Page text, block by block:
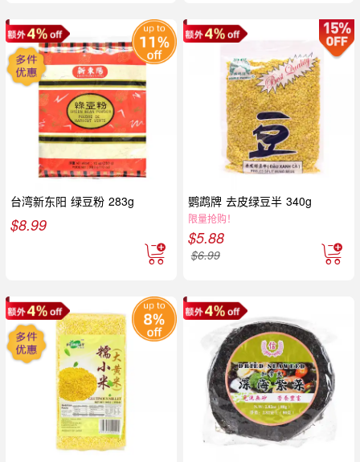
台湾新东阳 绿豆粉 283g
$8.99
鹦鹉牌 去皮绿豆半 340g
限量抢购！
$5.88
$6.99